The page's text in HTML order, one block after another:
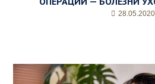
28.05.2020